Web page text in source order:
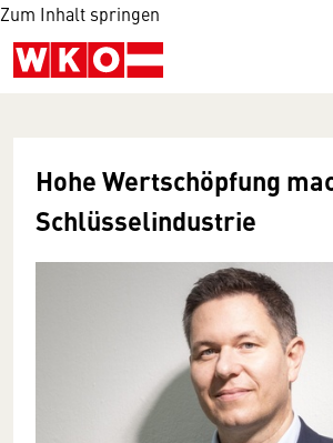
Zum Inhalt springen
Hohe Wertschöpfung
Schlüsselindustrie